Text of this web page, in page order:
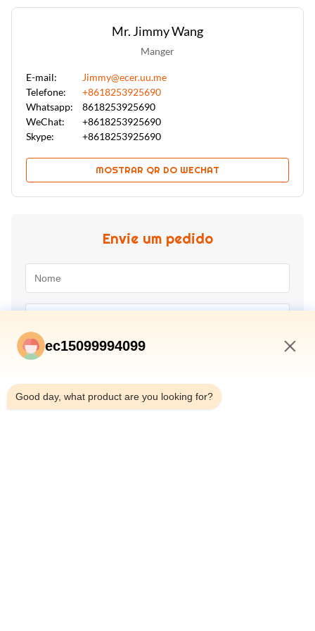
Mr. Jimmy Wang
Manger
E-mail:
Jimmy@ecer.uu.me
Telefone:
+8618253925690
Whatsapp:
8618253925690
WeChat:
+8618253925690
Skype:
+8618253925690
MOSTRAR QR DO WECHAT
Envie um pedido
ec15099994099
Good day, what product are you looking for?